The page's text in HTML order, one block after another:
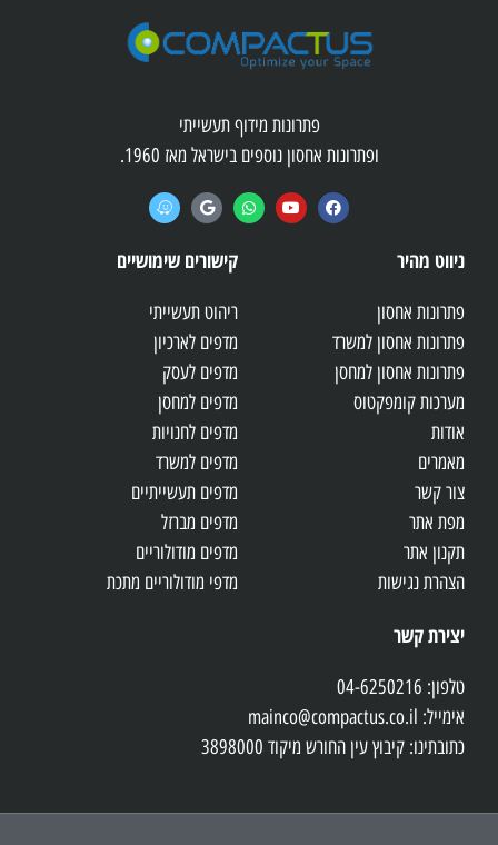
פתרונות מידוף תעשייתי
ופתרונות אחסון נוספים בישראל מאז 1960.
ניווט מהיר
פתרונות אחסון
פתרונות אחסון למשרד
פתרונות אחסון למחסן
מערכות קומפקטוס
אודות
מאמרים
צור קשר
מפת אתר
תקנון אתר
הצהרת נגישות
קישורים שימושיים
ריהוט תעשייתי
מדפים לארכיון
מדפים לעסק
מדפים למחסן
מדפים לחנויות
מדפים למשרד
מדפים תעשייתיים
מדפים מברזל
מדפים מודולוריים
מדפי מודולוריים מתכת
יצירת קשר
טלפון: 04-6250216
אימייל: mainco@compactus.co.il
כתובתינו: קיבוץ עין החורש מיקוד 3898000